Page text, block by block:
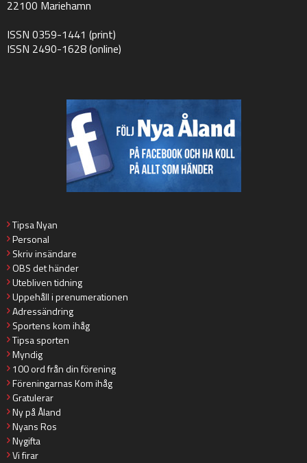
22100 Mariehamn
ISSN 0359-1441 (print)
ISSN 2490-1628 (online)
Tipsa Nyan
Personal
Skriv insändare
OBS det händer
Utebliven tidning
Uppehåll i prenumerationen
Adressändring
Sportens kom ihåg
Tipsa sporten
Myndig
100 ord från din förening
Föreningarnas Kom ihåg
Gratulerar
Ny på Åland
Nyans Ros
Nygifta
Vi firar